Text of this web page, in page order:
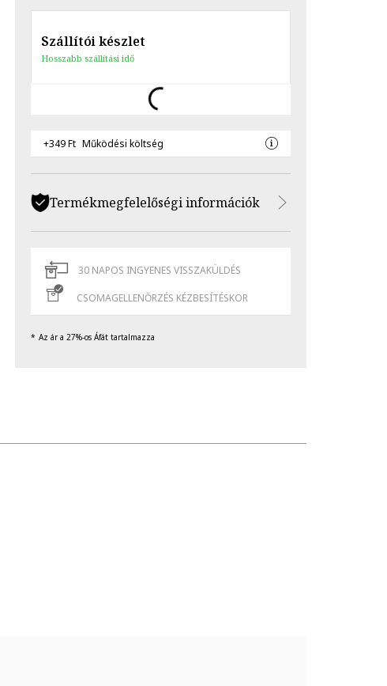
Szállítói készlet
Hosszabb szállítási idő
+349 Ft Működési költség
Termékmegfelelőségi információk
30 NAPOS INGYENES VISSZAKÜLDÉS
CSOMAGELLENŐRZÉS KÉZBESÍTÉSKOR
Az ár a 27%-os Áfát tartalmazza